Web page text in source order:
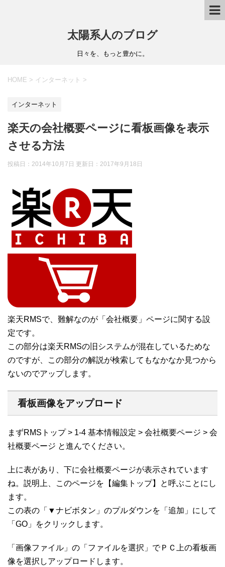
太陽系人のブログ
日々を、もっと豊かに。
HOME > インターネット >
インターネット
楽天の会社概要ページに看板画像を表示
させる方法
投稿日：2014年10月7日 更新日： 2017年9月18日
楽天RMSで、難解なのが「会社概要」ページに関する設
定です。
この部分は楽天RMSの旧システムが混在しているためな
のですが、この部分の解説が検索してもなかなか見つから
ないのでアップします。
看板画像をアップロード
まずRMSトップ > 1-4 基本情報設定 > 会社概要ページ > 会
社概要ページ と進んでください。
上に表があり、下に会社概要ページが表示されています
ね。説明上、このページを【編集トップ】と呼ぶことにし
ます。
この表の「▼ナビボタン」のプルダウンを「追加」にして
「GO」をクリックします。
「画像ファイル」の「ファイルを選択」でＰＣ上の看板画
像を選択しアップロードします。